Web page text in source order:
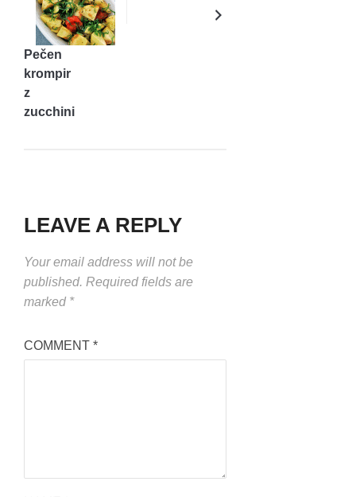
Pečen
krompir
z
zucchini
LEAVE A REPLY
Your email address will not be
published. Required fields are
marked *
COMMENT *